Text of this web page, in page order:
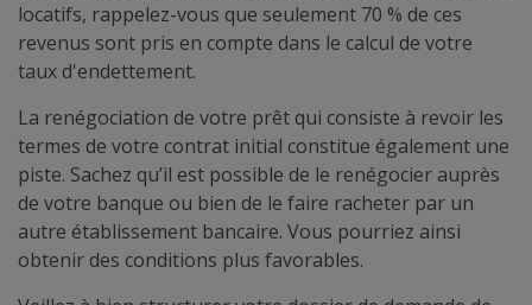
locatifs, rappelez-vous que seulement 70 % de ces
revenus sont pris en compte dans le calcul de votre
taux d'endettement.
La renégociation de votre prêt qui consiste à revoir les
termes de votre contrat initial constitue également une
piste. Sachez qu’il est possible de le renégocier auprès
de votre banque ou bien de le faire racheter par un
autre établissement bancaire. Vous pourriez ainsi
obtenir des conditions plus favorables.